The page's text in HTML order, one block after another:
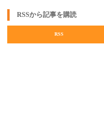
RSSから記事を購読
RSS